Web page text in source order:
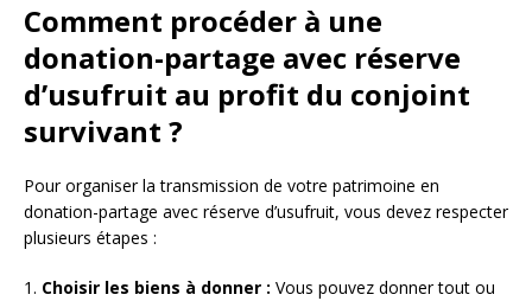
Comment procéder à une
donation-partage avec réserve
d’usufruit au profit du conjoint
survivant ?
Pour organiser la transmission de votre patrimoine en
donation-partage avec réserve d’usufruit, vous devez respecter
plusieurs étapes :
1. Choisir les biens à donner : Vous pouvez donner tout ou